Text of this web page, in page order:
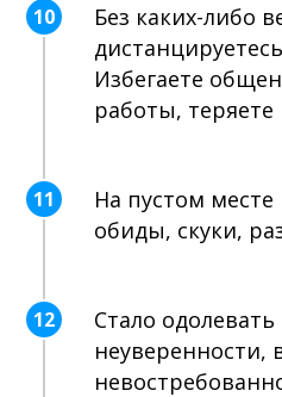
10
Без каких-либо
Избегаете
работы,
11
На пустом месте
обиды, скуки,
12
Стало одолевать
неуверенности,